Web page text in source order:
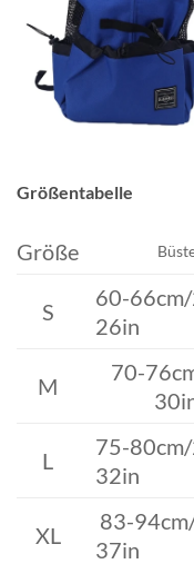
Größentabelle
Größe
S
60-
26in
M
70-
L
75-
32in
XL
83-
37in